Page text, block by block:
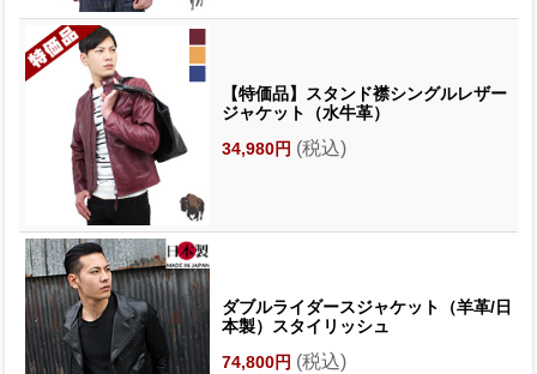
【特価品】スタンド襟シングルレザー
ジャケット（水牛革）
34,980円 (税込)
ダブルライダースジャケット（羊革/日
本製）スタイリッシュ
74,800円 (税込)